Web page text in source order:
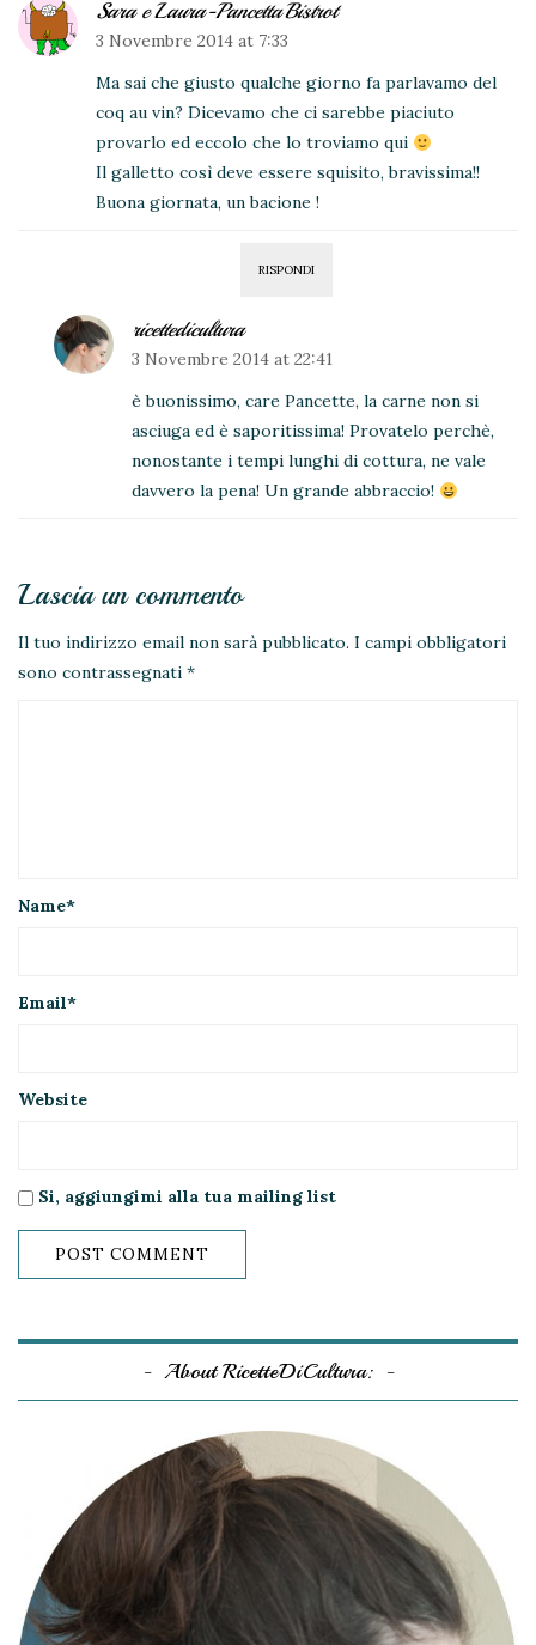
Sara e Laura-PancettaBistrot
3 Novembre 2014 at 7:33
Ma sai che giusto qualche giorno fa parlavamo del
coq au vin? Dicevamo che ci sarebbe piaciuto
provarlo ed eccolo che lo troviamo qui
Il galletto così deve essere squisito, bravissima!!
Buona giornata, un bacione !
RISPONDI
ricettedicultura
3 Novembre 2014 at 22:41
è buonissimo, care Pancette, la carne non si
asciuga ed è saporitissima! Provatelo perchè,
nonostante i tempi lunghi di cottura, ne vale
davvero la pena! Un grande abbraccio!
Lascia un commento
Il tuo indirizzo email non sarà pubblicato. I campi obbligatori
sono contrassegnati *
Name*
Email*
Website
Si, aggiungimi alla tua mailing list
About RicetteDiCultura: